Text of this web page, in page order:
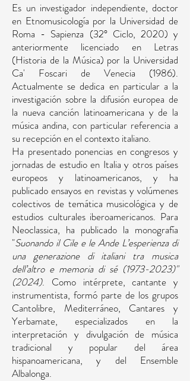
Es un investigador independiente, doctor
en Etnomusicología por la Universidad de
Roma - Sapienza (32° Ciclo, 2020) y
anteriormente licenciado en Letras
(Historia de la Música) por la Universidad
Ca' Foscari de Venecia (1986).
Actualmente se dedica en particular a la
investigación sobre la difusión europea de
la nueva canción latinoamericana y de la
música andina, con particular referencia a
su recepción en el contexto italiano.
Ha presentado ponencias en congresos y
jornadas de estudio en Italia y otros países
europeos y latinoamericanos, y ha
publicado ensayos en revistas y volúmenes
colectivos de temática musicológica y de
estudios culturales iberoamericanos. Para
Neoclassica, ha publicado la monografía
"Suonando il Cile e le Ande L’esperienza di
una generazione di italiani tra musica
dell’altro e memoria di sé (1973-2023)"
(2024). Como intérprete, cantante y
instrumentista, formó parte de los grupos
Cantolibre, Mediterráneo, Cantares y
Yerbamate, especializados en la
interpretación y divulgación de música
tradicional y popular del área
hispanoamericana, y del Ensemble
Albalonga.